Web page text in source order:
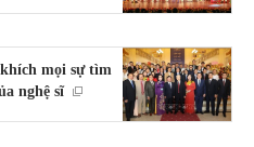
mọi sự tìm
nghệ sĩ